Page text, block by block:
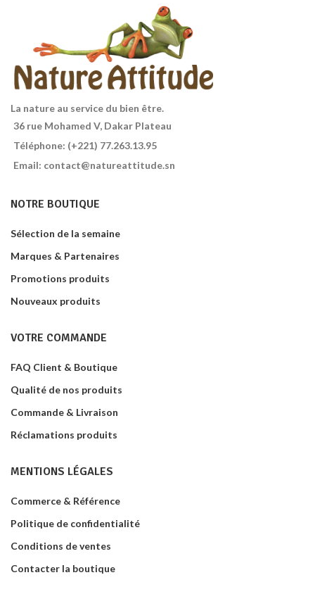
La nature au service du bien être.
36 rue Mohamed V, Dakar Plateau
Téléphone: (+221) 77.263.13.95
Email: contact@natureattitude.sn
NOTRE BOUTIQUE
Sélection de la semaine
Marques & Partenaires
Promotions produits
Nouveaux produits
VOTRE COMMANDE
FAQ Client & Boutique
Qualité de nos produits
Commande & Livraison
Réclamations produits
MENTIONS LÉGALES
Commerce & Référence
Politique de confidentialité
Conditions de ventes
Contacter la boutique